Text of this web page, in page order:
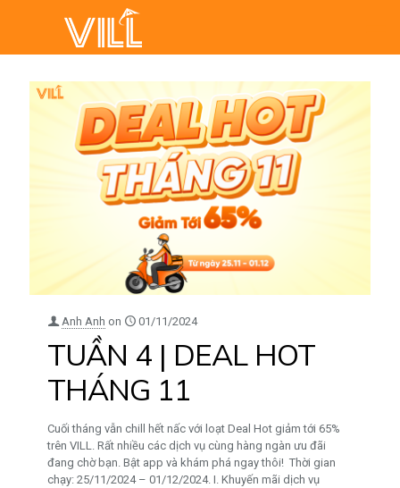
Anh Anh on 01/11/2024
TUẦN 4 | DEAL HOT
THÁNG 11
Cuối tháng vẫn chill hết nấc với loạt Deal Hot giảm tới 65%
trên VILL. Rất nhiều các dịch vụ cùng hàng ngàn ưu đãi
đang chờ bạn. Bật app và khám phá ngay thôi! Thời gian
chạy: 25/11/2024 – 01/12/2024. I. Khuyến mãi dịch vụ